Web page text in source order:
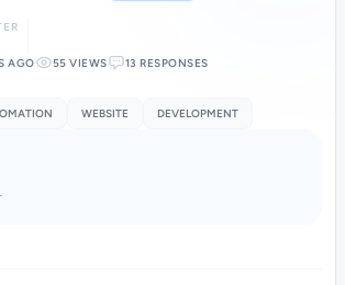
AGO 55 VIEWS 13 RESPONSES
WEBSITE DEVELOPMENT